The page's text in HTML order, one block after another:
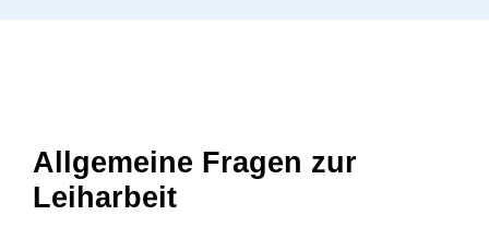
Allgemeine Fragen zur
Leiharbeit